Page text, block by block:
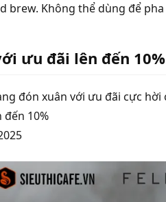
brew. Không thể dùng để pha
ưu đãi lên đến 10%
đón xuân với ưu đãi cực
đến 10%